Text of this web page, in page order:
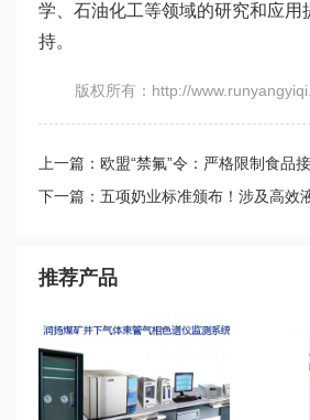
学、石油化工等领域的研究和应用
持。
版权所有：http://
上一篇：欧盟“禁氟”令：严格限制食品
量，这些检测方法需关注
下一篇：五项奶业标准颁布！涉及高效
推荐产品